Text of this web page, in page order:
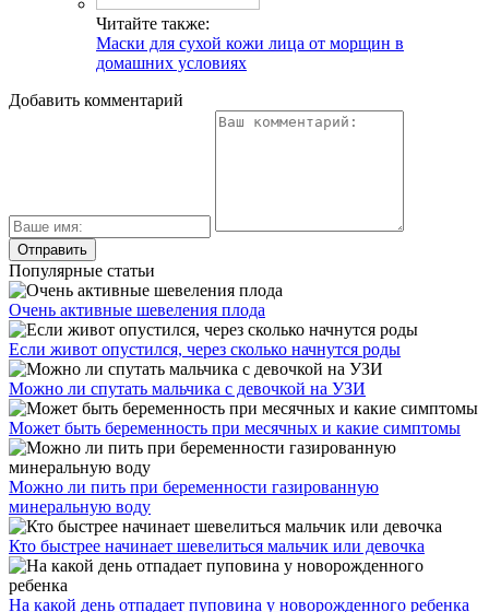
Читайте также:
Маски для сухой кожи лица от морщин в
домашних условиях
Добавить комментарий
Популярные статьи
Очень активные шевеления плода
Если живот опустился, через сколько начнутся роды
Можно ли спутать мальчика с девочкой на УЗИ
Может быть беременность при месячных и какие симптомы
Можно ли пить при беременности газированную
минеральную воду
Кто быстрее начинает шевелиться мальчик или девочка
На какой день отпадает пуповина у новорожденного ребенка